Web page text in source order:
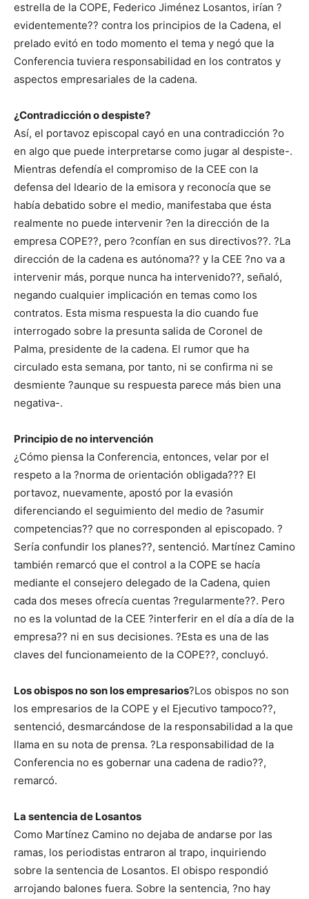
estrella de la COPE, Federico Jiménez Losantos, irían ?
evidentemente?? contra los principios de la Cadena, el
prelado evitó en todo momento el tema y negó que la
Conferencia tuviera responsabilidad en los contratos y
aspectos empresariales de la cadena.
¿Contradicción o despiste?
Así, el portavoz episcopal cayó en una contradicción ?o
en algo que puede interpretarse como jugar al despiste-.
Mientras defendía el compromiso de la CEE con la
defensa del Ideario de la emisora y reconocía que se
había debatido sobre el medio, manifestaba que ésta
realmente no puede intervenir ?en la dirección de la
empresa COPE??, pero ?confían en sus directivos??. ?La
dirección de la cadena es autónoma?? y la CEE ?no va a
intervenir más, porque nunca ha intervenido??, señaló,
negando cualquier implicación en temas como los
contratos. Esta misma respuesta la dio cuando fue
interrogado sobre la presunta salida de Coronel de
Palma, presidente de la cadena. El rumor que ha
circulado esta semana, por tanto, ni se confirma ni se
desmiente ?aunque su respuesta parece más bien una
negativa-.
Principio de no intervención
¿Cómo piensa la Conferencia, entonces, velar por el
respeto a la ?norma de orientación obligada??? El
portavoz, nuevamente, apostó por la evasión
diferenciando el seguimiento del medio de ?asumir
competencias?? que no corresponden al episcopado. ?
Sería confundir los planes??, sentenció. Martínez Camino
también remarcó que el control a la COPE se hacía
mediante el consejero delegado de la Cadena, quien
cada dos meses ofrecía cuentas ?regularmente??. Pero
no es la voluntad de la CEE ?interferir en el día a día de la
empresa?? ni en sus decisiones. ?Esta es una de las
claves del funcionameiento de la COPE??, concluyó.
Los obispos no son los empresarios?Los obispos no son
los empresarios de la COPE y el Ejecutivo tampoco??,
sentenció, desmarcándose de la responsabilidad a la que
llama en su nota de prensa. ?La responsabilidad de la
Conferencia no es gobernar una cadena de radio??,
remarcó.
La sentencia de Losantos
Como Martínez Camino no dejaba de andarse por las
ramas, los periodistas entraron al trapo, inquiriendo
sobre la sentencia de Losantos. El obispo respondió
arrojando balones fuera. Sobre la sentencia, ?no hay